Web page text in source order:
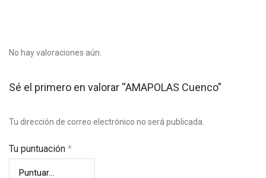
No hay valoraciones aún.
Sé el primero en valorar “AMAPOLAS Cuenco”
Tu dirección de correo electrónico no será publicada.
Tu puntuación *